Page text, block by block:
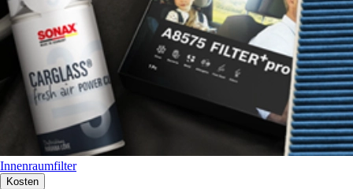
Innenraumfilter
Kosten